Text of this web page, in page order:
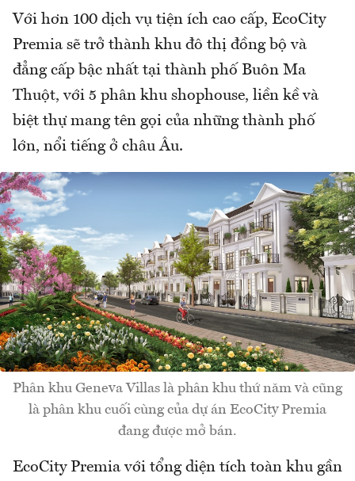
Với hơn 100 dịch vụ tiện ích cao cấp, EcoCity
Premia sẽ trở thành khu đô thị đồng bộ và
đẳng cấp bậc nhất tại thành phố Buôn Ma
Thuột, với 5 phân khu shophouse, liền kề và
biệt thự mang tên gọi của những thành phố
lớn, nổi tiếng ở châu Âu.
Phân khu Geneva Villas là phân khu thứ năm và cũng
là phân khu cuối cùng của dự án EcoCity Premia
đang được mở bán.
EcoCity Premia với tổng diện tích toàn khu gần